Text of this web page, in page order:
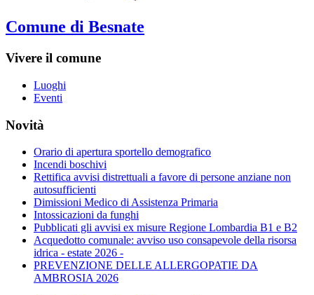
Comune di Besnate
Vivere il comune
Luoghi
Eventi
Novità
Orario di apertura sportello demografico
Incendi boschivi
Rettifica avvisi distrettuali a favore di persone anziane non
autosufficienti
Dimissioni Medico di Assistenza Primaria
Intossicazioni da funghi
Pubblicati gli avvisi ex misure Regione Lombardia B1 e B2
Acquedotto comunale: avviso uso consapevole della risorsa
idrica - estate 2026 -
PREVENZIONE DELLE ALLERGOPATIE DA
AMBROSIA 2026